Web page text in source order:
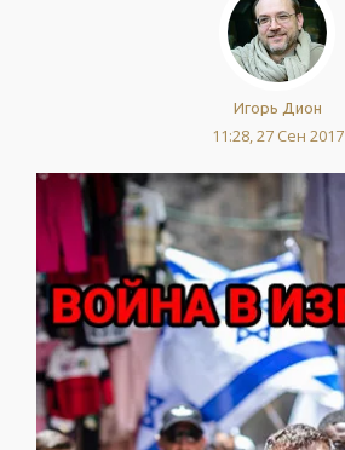
Игорь Дион
11:28, 27 Сен 2017